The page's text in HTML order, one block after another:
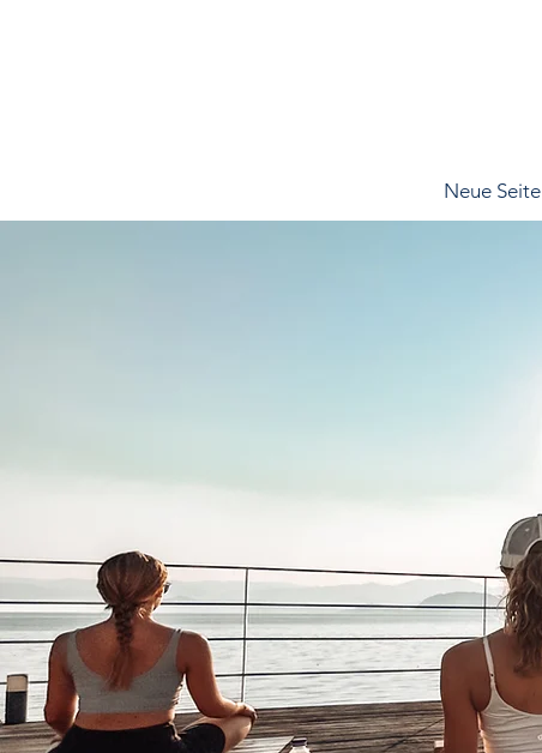
Neue Seite